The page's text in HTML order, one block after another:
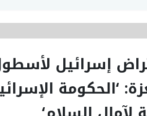
إسرائيل
‘الحكومة